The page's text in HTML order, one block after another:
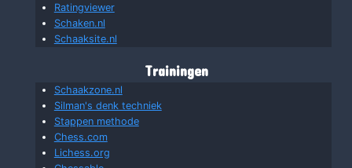
Ratingviewer
Schaken.nl
Schaaksite.nl
Trainingen
Schaakzone.nl
Silman's denk techniek
Stappen methode
Chess.com
Lichess.org